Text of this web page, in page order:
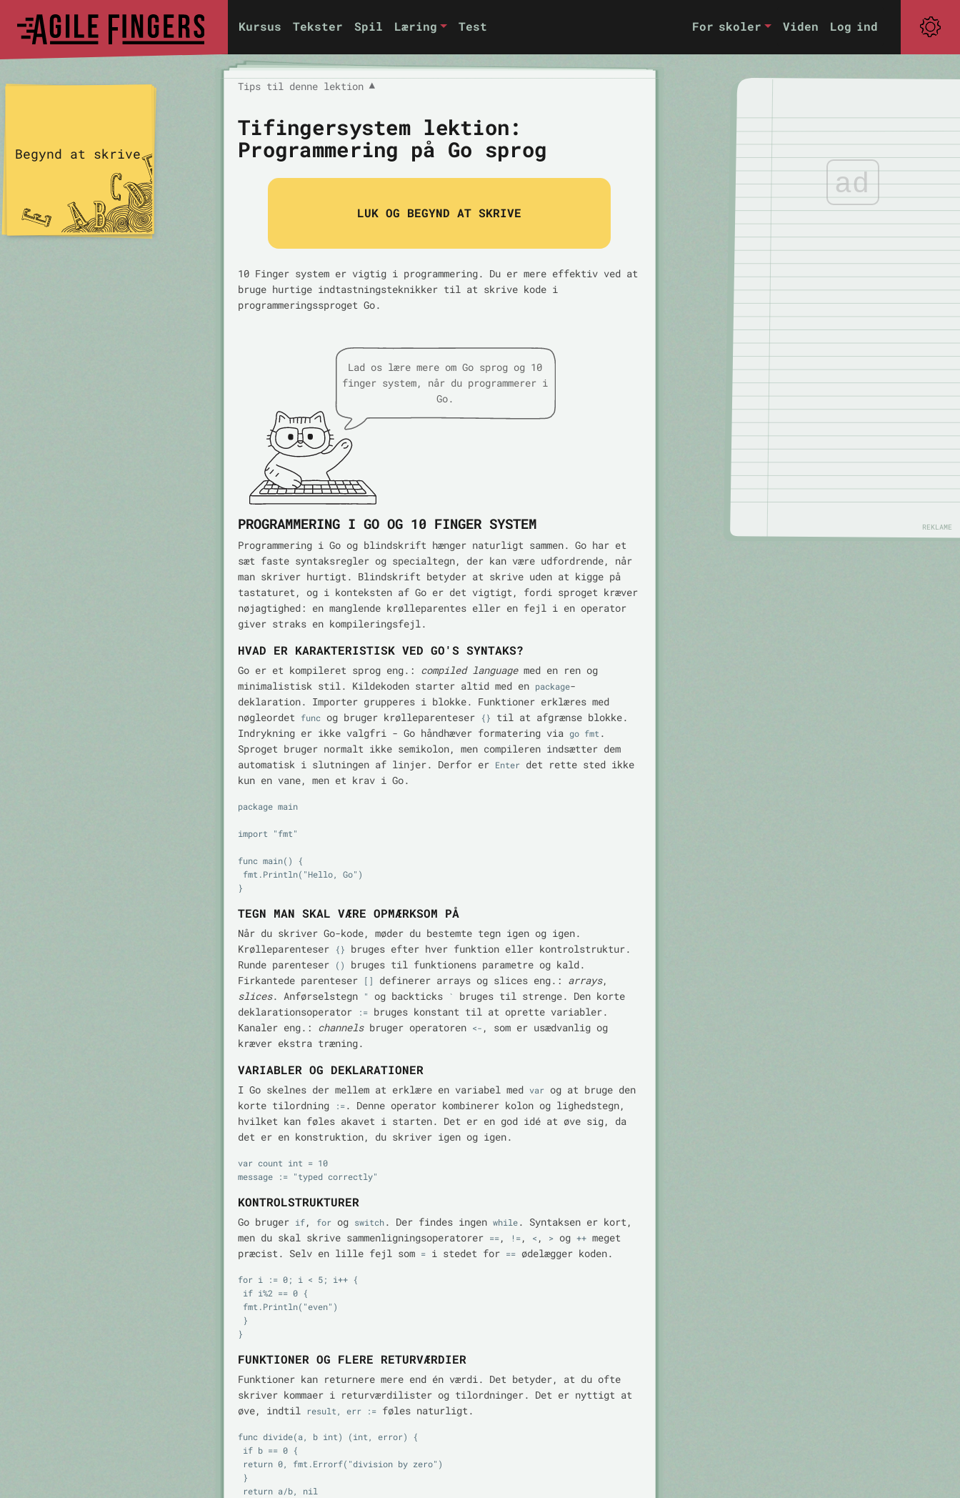
Kursus Tekster Spil Læring Test For skoler Viden Log ind
Tips til denne lektion ▼
Tifingersystem lektion:
Programmering på Go sprog
LUK OG BEGYND AT SKRIVE
10 Finger system er vigtig i programmering. Du er mere effektiv ved at
bruge hurtige indtastningsteknikker til at skrive kode i
programmeringssproget Go.
Lad os lære mere om Go sprog og 10
finger system, når du programmerer i
Go.
PROGRAMMERING I GO OG 10 FINGER SYSTEM
Programmering i Go og blindskrift hænger naturligt sammen. Go har et
sæt faste syntaksregler og specialtegn, der kan være udfordrende, når
man skriver hurtigt. Blindskrift betyder at skrive uden at kigge på
tastaturet, og i konteksten af Go er det vigtigt, fordi sproget kræver
nøjagtighed: en manglende krølleparentes eller en fejl i en operator
giver straks en kompileringsfejl.
HVAD ER KARAKTERISTISK VED GO'S SYNTAKS?
Go er et kompileret sprog eng.: compiled languagemed en ren og
minimalistisk stil. Kildekoden starter altid med en package-
deklaration. Importer grupperes i blokke. Funktioner erklæres med
nøgleordet funcog bruger krølleparenteser {}
til at afgrænse blokke.
Indrykning er ikke valgfri - Go håndhæver formatering via go fmt .
Sproget bruger normalt ikke semikolon, men compileren indsætter dem
automatisk i slutningen af linjer. Derfor er Enter
det rette sted ikke
kun en vane, men et krav i Go.
package main
import "fmt"
func main() {
TEGN MAN SKAL VÆRE OPMÆRKSOM PÅ
Når du skriver Go-kode, møder du bestemte tegn igen og igen.
Krølleparenteser
{}
bruges efter hver funktion eller kontrolstruktur.
Runde parenteser
()
bruges til funktionens parametre og kald.
Firkantede parenteser
[] definerer arrays og slices eng.: arrays,
slices. Anførselstegn " og backticks `
bruges til strenge. Den korte
deklarationsoperator
:=bruges konstant til at oprette variabler.
Kanaler eng.: channelsbruger operatoren <- , som er usædvanlig og
kræver ekstra træning.
VARIABLER OG DEKLARATIONER
I Go skelnes der mellem at erklære en variabel med var og at bruge den
korte tilordning
:=. Denne operator kombinerer kolon og lighedstegn,
hvilket kan føles akavet i starten. Det er en god idé at øve sig, da
det er en konstruktion, du skriver igen og igen.
var count int = 10
KONTROLSTRUKTURER
Go bruger if, for og switch. Der findes ingen while. Syntaksen er kort,
men du skal skrive sammenligningsoperatorer ==, !=, < , > og ++meget
præcist. Selv en lille fejl som =i stedet for ==ødelægger koden.
for i := 0; i < 5; i++ {
FUNKTIONER OG FLERE RETURVÆRDIER
Funktioner kan returnere mere end én værdi. Det betyder, at du ofte
skriver kommaer i returværdilister og tilordninger. Det er nyttigt at
øve, indtil
result, err :=føles naturligt.
func divide(a, b int) (int, error) {
ad
REKLAME
Begynd at skrive